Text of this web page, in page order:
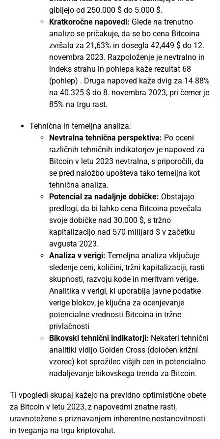
gibljejo od 250.000 $ do 5.000 $.
Kratkoročne napovedi: Glede na trenutno
analizo se pričakuje, da se bo cena Bitcoina
zvišala za 21,63% in dosegla 42,449 $ do 12.
novembra 2023. Razpoloženje je nevtralno in
indeks strahu in pohlepa kaže rezultat 68
(pohlep) . Druga napoved kaže dvig za 14.88%
na 40.325 $ do 8. novembra 2023, pri čemer je
85% na trgu rast.
Tehnična in temeljna analiza:
Nevtralna tehnična perspektiva: Po oceni
različnih tehničnih indikatorjev je napoved za
Bitcoin v letu 2023 nevtralna, s priporočili, da
se pred naložbo upošteva tako temeljna kot
tehnična analiza.
Potencial za nadaljnje dobičke: Obstajajo
predlogi, da bi lahko cena Bitcoina povečala
svoje dobičke nad 30.000 $, s tržno
kapitalizacijo nad 570 milijard $ v začetku
avgusta 2023.
Analiza v verigi: Temeljna analiza vključuje
sledenje ceni, količini, tržni kapitalizaciji, rasti
skupnosti, razvoju kode in meritvam verige.
Analitika v verigi, ki uporablja javne podatke
verige blokov, je ključna za ocenjevanje
potencialne vrednosti Bitcoina in tržne
privlačnosti​​​​
Bikovski tehnični indikatorji: Nekateri tehnični
analitiki vidijo Golden Cross (določen križni
vzorec) kot sprožilec višjih cen in potencialno
nadaljevanje bikovskega trenda za Bitcoin​​.
Ti vpogledi skupaj kažejo na previdno optimistične obete
za Bitcoin v letu 2023, z napovedmi znatne rasti,
uravnotežene s priznavanjem inherentne nestanovitnosti
in tveganja na trgu kriptovalut.